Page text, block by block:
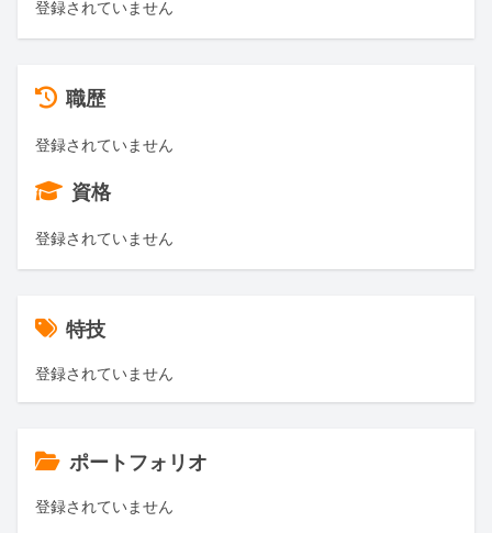
登録されていません
職歴
登録されていません
資格
登録されていません
特技
登録されていません
ポートフォリオ
登録されていません